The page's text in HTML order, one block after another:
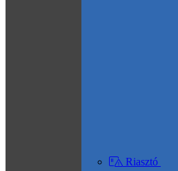
Riasztó